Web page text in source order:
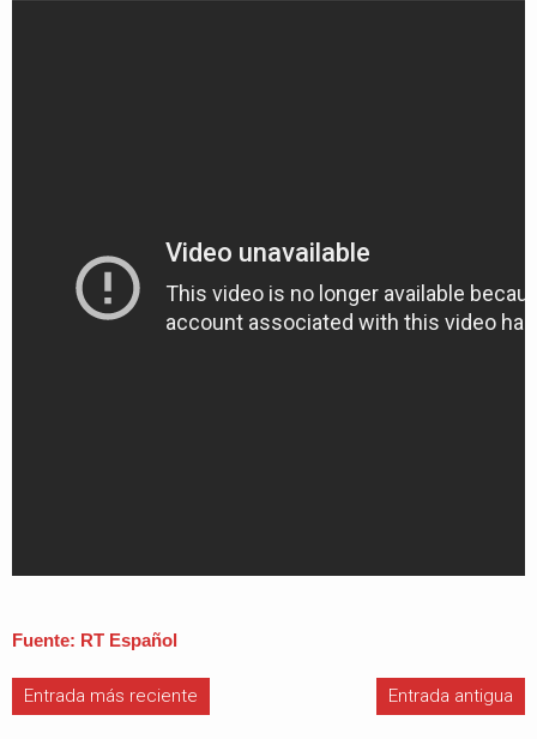
Fuente: RT Español
Entrada más reciente Entrada antigua